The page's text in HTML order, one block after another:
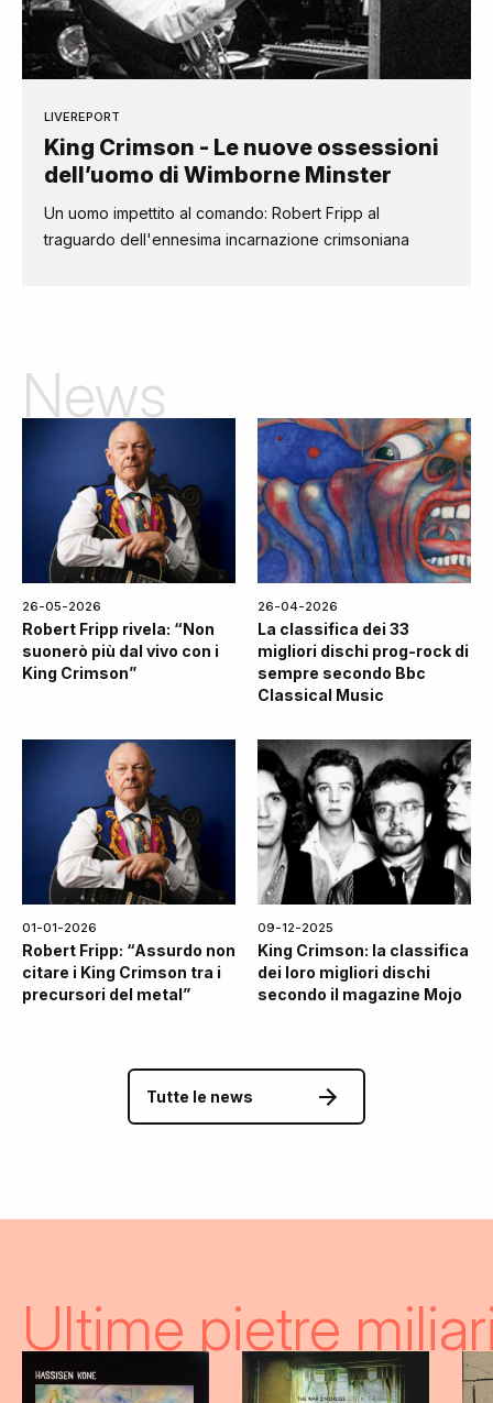
LIVEREPORT
King Crimson - Le nuove ossessioni
dell’uomo di Wimborne Minster
Un uomo impettito al comando: Robert Fripp al
traguardo dell'ennesima incarnazione crimsoniana
News
26-05-2026
Robert Fripp rivela: “Non
suonerò più dal vivo con i
King Crimson”
26-04-2026
La classifica dei 33
migliori dischi prog-rock di
sempre secondo Bbc
Classical Music
01-01-2026
Robert Fripp: “Assurdo non
citare i King Crimson tra i
precursori del metal”
09-12-2025
King Crimson: la classifica
dei loro migliori dischi
secondo il magazine Mojo
Tutte le news
Ultime pietre